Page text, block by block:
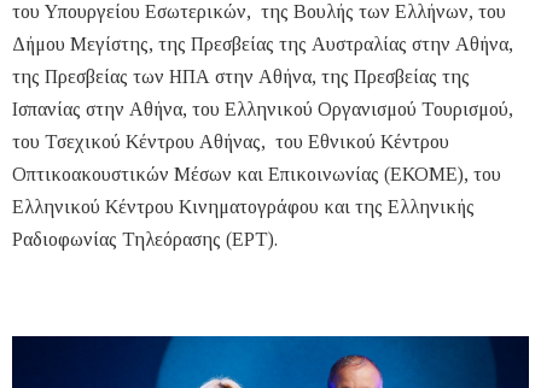
του Υπουργείου Εσωτερικών, της Βουλής των Ελλήνων, του
Δήμου Μεγίστης, της Πρεσβείας της Αυστραλίας στην Αθήνα,
της Πρεσβείας των ΗΠΑ στην Αθήνα, της Πρεσβείας της
Ισπανίας στην Αθήνα, του Ελληνικού Οργανισμού Τουρισμού,
του Τσεχικού Κέντρου Αθήνας, του Εθνικού Κέντρου
Οπτικοακουστικών Μέσων και Επικοινωνίας (ΕΚΟΜΕ), του
Ελληνικού Κέντρου Κινηματογράφου και της Ελληνικής
Ραδιοφωνίας Τηλεόρασης (ΕΡΤ).